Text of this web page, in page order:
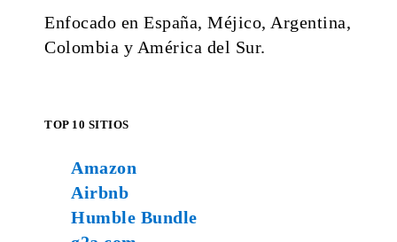
Enfocado en España, Méjico, Argentina,
Colombia y América del Sur.
TOP 10 SITIOS
Amazon
Airbnb
Humble Bundle